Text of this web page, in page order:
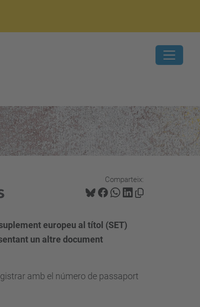
Comparteix:
europeu al títol (SET)
un altre document
amb el número de passaport